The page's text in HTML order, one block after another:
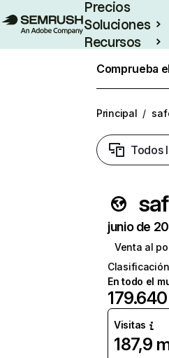
Precios
Soluciones
Recursos
Comprueba
Principal /
Todos
junio de
Venta al
En todo el
179.640
Visitas
187,9